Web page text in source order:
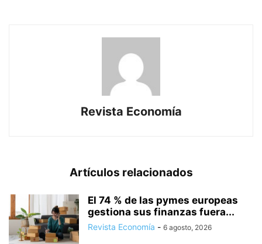
Revista Economía
Artículos relacionados
El 74 % de las pymes europeas
gestiona sus finanzas fuera...
Revista Economía - 6 agosto, 2026